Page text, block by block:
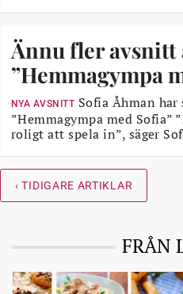
Ännu fler avsnitt
”Hemmagympa
NYA AVSNITT Sofia Åhman
”Hemmagympa med Sofia”
roligt att spela in”, säger
‹ TIDIGARE ARTIKLAR
FRÅN